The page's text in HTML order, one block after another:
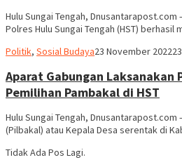
Hulu Sungai Tengah,
Polres Hulu Sungai Tengah (HST) berhasil
Politik, Sosial BudayaHariadi
23 November 2022
Aparat Gabungan Laksanakan
Pemilihan Pambakal di HST
Hulu Sungai Tengah, Dnusantarapost.com
(Pilbakal) atau Kepala Desa serentak di
Tidak Ada Pos Lagi.